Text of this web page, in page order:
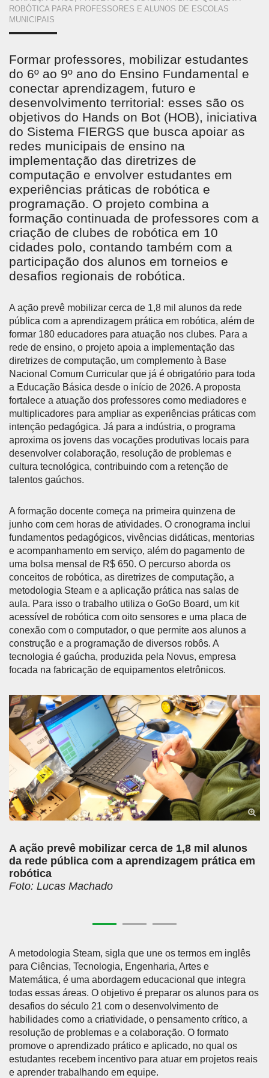
ESTÁ
AQUI
ROBÓTICA PARA PROFESSORES E ALUNOS DE ESCOLAS
MUNICIPAIS
Formar professores, mobilizar estudantes
do 6º ao 9º ano do Ensino Fundamental e
conectar aprendizagem, futuro e
desenvolvimento territorial: esses são os
objetivos do Hands on Bot (HOB), iniciativa
do Sistema FIERGS que busca apoiar as
redes municipais de ensino na
implementação das diretrizes de
computação e envolver estudantes em
experiências práticas de robótica e
programação. O projeto combina a
formação continuada de professores com a
criação de clubes de robótica em 10
cidades polo, contando também com a
participação dos alunos em torneios e
desafios regionais de robótica.
A ação prevê mobilizar cerca de 1,8 mil alunos da rede
pública com a aprendizagem prática em robótica, além de
formar 180 educadores para atuação nos clubes. Para a
rede de ensino, o projeto apoia a implementação das
diretrizes de computação, um complemento à Base
Nacional Comum Curricular que já é obrigatório para toda
a Educação Básica desde o início de 2026. A proposta
fortalece a atuação dos professores como mediadores e
multiplicadores para ampliar as experiências práticas com
intenção pedagógica. Já para a indústria, o programa
aproxima os jovens das vocações produtivas locais para
desenvolver colaboração, resolução de problemas e
cultura tecnológica, contribuindo com a retenção de
talentos gaúchos.
A formação docente começa na primeira quinzena de
junho com cem horas de atividades. O cronograma inclui
fundamentos pedagógicos, vivências didáticas, mentorias
e acompanhamento em serviço, além do pagamento de
uma bolsa mensal de R$ 650. O percurso aborda os
conceitos de robótica, as diretrizes de computação, a
metodologia Steam e a aplicação prática nas salas de
aula. Para isso o trabalho utiliza o GoGo Board, um kit
acessível de robótica com oito sensores e uma placa de
conexão com o computador, o que permite aos alunos a
construção e a programação de diversos robôs. A
tecnologia é gaúcha, produzida pela Novus, empresa
focada na fabricação de equipamentos eletrônicos.
A ação prevê mobilizar cerca de 1,8 mil alunos
da rede pública com a aprendizagem prática em
robótica
Foto: Lucas Machado
Anterior
A metodologia Steam, sigla que une os termos em inglês
para Ciências, Tecnologia, Engenharia, Artes e
Matemática, é uma abordagem educacional que integra
todas essas áreas. O objetivo é preparar os alunos para os
desafios do século 21 com o desenvolvimento de
habilidades como a criatividade, o pensamento crítico, a
resolução de problemas e a colaboração. O formato
promove o aprendizado prático e aplicado, no qual os
estudantes recebem incentivo para atuar em projetos reais
e aprender trabalhando em equipe.